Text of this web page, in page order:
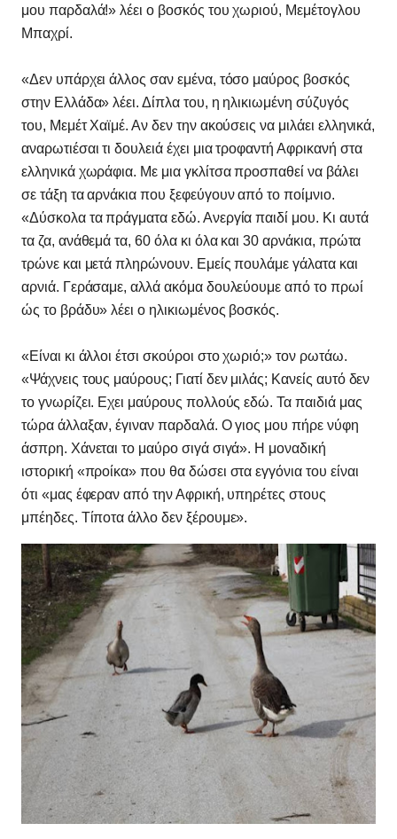
μου παρδαλά!» λέει ο βοσκός του χωριού, Μεμέτογλου
Μπαχρί.
«Δεν υπάρχει άλλος σαν εμένα, τόσο μαύρος βοσκός
στην Ελλάδα» λέει. Δίπλα του, η ηλικιωμένη σύζυγός
του, Μεμέτ Χαϊμέ. Αν δεν την ακούσεις να μιλάει ελληνικά,
αναρωτιέσαι τι δουλειά έχει μια τροφαντή Αφρικανή στα
ελληνικά χωράφια. Με μια γκλίτσα προσπαθεί να βάλει
σε τάξη τα αρνάκια που ξεφεύγουν από το ποίμνιο.
«Δύσκολα τα πράγματα εδώ. Ανεργία παιδί μου. Κι αυτά
τα ζα, ανάθεμά τα, 60 όλα κι όλα και 30 αρνάκια, πρώτα
τρώνε και μετά πληρώνουν. Εμείς πουλάμε γάλατα και
αρνιά. Γεράσαμε, αλλά ακόμα δουλεύουμε από το πρωί
ώς το βράδυ» λέει ο ηλικιωμένος βοσκός.
«Είναι κι άλλοι έτσι σκούροι στο χωριό;» τον ρωτάω.
«Ψάχνεις τους μαύρους; Γιατί δεν μιλάς; Κανείς αυτό δεν
το γνωρίζει. Εχει μαύρους πολλούς εδώ. Τα παιδιά μας
τώρα άλλαξαν, έγιναν παρδαλά. Ο γιος μου πήρε νύφη
άσπρη. Χάνεται το μαύρο σιγά σιγά». Η μοναδική
ιστορική «προίκα» που θα δώσει στα εγγόνια του είναι
ότι «μας έφεραν από την Αφρική, υπηρέτες στους
μπέηδες. Τίποτα άλλο δεν ξέρουμε».